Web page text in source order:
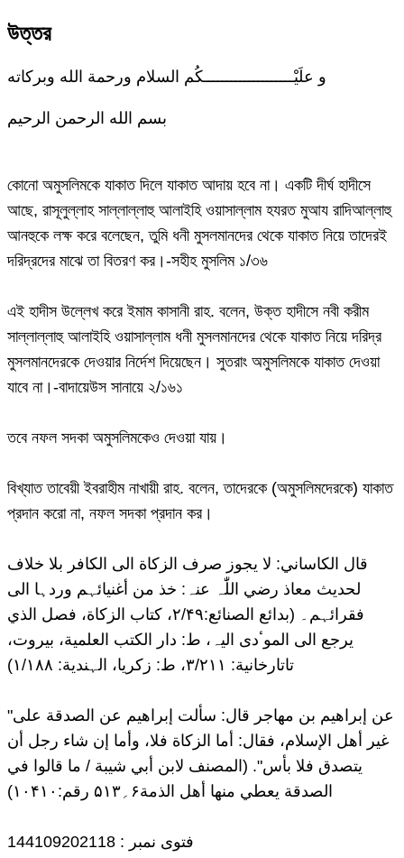
উত্তর
و علَيْــــــــــــــــــــكُم السلام ورحمة الله وبركاته
بسم الله الرحمن الرحيم
কোনো অমুসলিমকে যাকাত দিলে যাকাত আদায় হবে না। একটি দীর্ঘ হাদীসে
আছে, রাসূলুল্লাহ সাল্লাল্লাহু আলাইহি ওয়াসাল্লাম হযরত মুআয রাদিআল্লাহু
আনহুকে লক্ষ করে বলেছেন, তুমি ধনী মুসলমানদের থেকে যাকাত নিয়ে তাদেরই
দরিদ্রদের মাঝে তা বিতরণ কর।-সহীহ মুসলিম ১/৩৬
এই হাদীস উল্লেখ করে ইমাম কাসানী রাহ. বলেন, উক্ত হাদীসে নবী করীম
সাল্লাল্লাহু আলাইহি ওয়াসাল্লাম ধনী মুসলমানদের থেকে যাকাত নিয়ে দরিদ্র
মুসলমানদেরকে দেওয়ার নির্দেশ দিয়েছেন। সুতরাং অমুসলিমকে যাকাত দেওয়া
যাবে না।-বাদায়েউস সানায়ে ২/১৬১
তবে নফল সদকা অমুসলিমকেও দেওয়া যায়।
বিখ্যাত তাবেয়ী ইবরাহীম নাখায়ী রাহ. বলেন, তাদেরকে (অমুসলিমদেরকে) যাকাত
প্রদান করো না, নফল সদকা প্রদান কর।
قال الکاساني: لا یجوز صرف الزکاة الی الکافر بلا خلاف
لحدیث معاذ رضي اللّٰہ عنہ: خذ من أغنیائہم وردہا الی
فقرائہم۔ (بدائع الصنائع:۲/۴۹، کتاب الزکاة، فصل الذي
یرجع الی الموٴدی الیہ، ط: دار الکتب العلمیة، بیروت،
تاتارخانیة: ۳/۲۱۱، ط: زکریا، الہندیة: ۱/۱۸۸)
"عن إبراهیم بن مهاجر قال: سألت إبراهیم عن الصدقة علی
غیر أهل الإسلام، فقال: أما الزکاة فلا، وأما إن شاء رجل أن
یتصدق فلا بأس". (المصنف لابن أبي شیبة / ما قالوا في
الصدقة یعطي منها أهل الذمة۶؍۵۱۳ رقم:۱۰۴۱۰)
فتوی نمبر : 144109202118